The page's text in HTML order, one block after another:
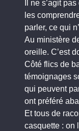
Il ne s’agit
les
parler, ce qui
Au ministère
oreille. C’est
Côté flics de
témoignages
qui peuvent
ont préféré
Et tous de
casquette : on